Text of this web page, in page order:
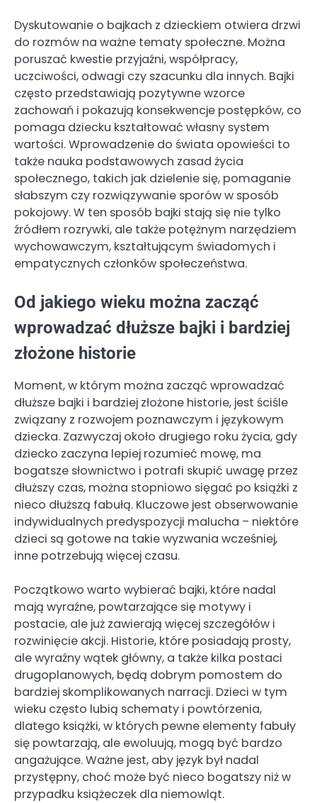
Dyskutowanie o bajkach z dzieckiem otwiera drzwi
do rozmów na ważne tematy społeczne. Można
poruszać kwestie przyjaźni, współpracy,
uczciwości, odwagi czy szacunku dla innych. Bajki
często przedstawiają pozytywne wzorce
zachowań i pokazują konsekwencje postępków, co
pomaga dziecku kształtować własny system
wartości. Wprowadzenie do świata opowieści to
także nauka podstawowych zasad życia
społecznego, takich jak dzielenie się, pomaganie
słabszym czy rozwiązywanie sporów w sposób
pokojowy. W ten sposób bajki stają się nie tylko
źródłem rozrywki, ale także potężnym narzędziem
wychowawczym, kształtującym świadomych i
empatycznych członków społeczeństwa.
Od jakiego wieku można zacząć
wprowadzać dłuższe bajki i bardziej
złożone historie
Moment, w którym można zacząć wprowadzać
dłuższe bajki i bardziej złożone historie, jest ściśle
związany z rozwojem poznawczym i językowym
dziecka. Zazwyczaj około drugiego roku życia, gdy
dziecko zaczyna lepiej rozumieć mowę, ma
bogatsze słownictwo i potrafi skupić uwagę przez
dłuższy czas, można stopniowo sięgać po książki z
nieco dłuższą fabułą. Kluczowe jest obserwowanie
indywidualnych predyspozycji malucha – niektóre
dzieci są gotowe na takie wyzwania wcześniej,
inne potrzebują więcej czasu.
Początkowo warto wybierać bajki, które nadal
mają wyraźne, powtarzające się motywy i
postacie, ale już zawierają więcej szczegółów i
rozwinięcie akcji. Historie, które posiadają prosty,
ale wyraźny wątek główny, a także kilka postaci
drugoplanowych, będą dobrym pomostem do
bardziej skomplikowanych narracji. Dzieci w tym
wieku często lubią schematy i powtórzenia,
dlatego książki, w których pewne elementy fabuły
się powtarzają, ale ewoluują, mogą być bardzo
angażujące. Ważne jest, aby język był nadal
przystępny, choć może być nieco bogatszy niż w
przypadku książeczek dla niemowląt.